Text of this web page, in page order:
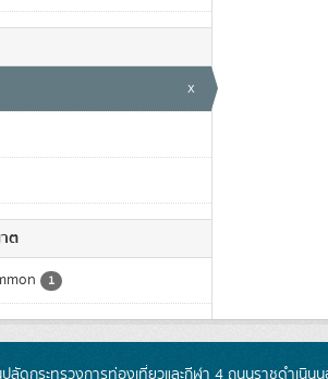
x
ต
1
ลัดกระทรวงการท่องเที่ยวและกีฬา 4 ถนนราชดำเนิ